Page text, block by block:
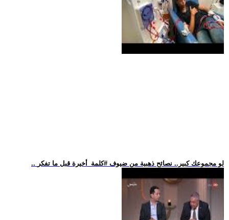
.. لو مجموعك كبير.. نصائح ذهبية من ضيوف #كلمة_أخيرة قبل ما تفكر